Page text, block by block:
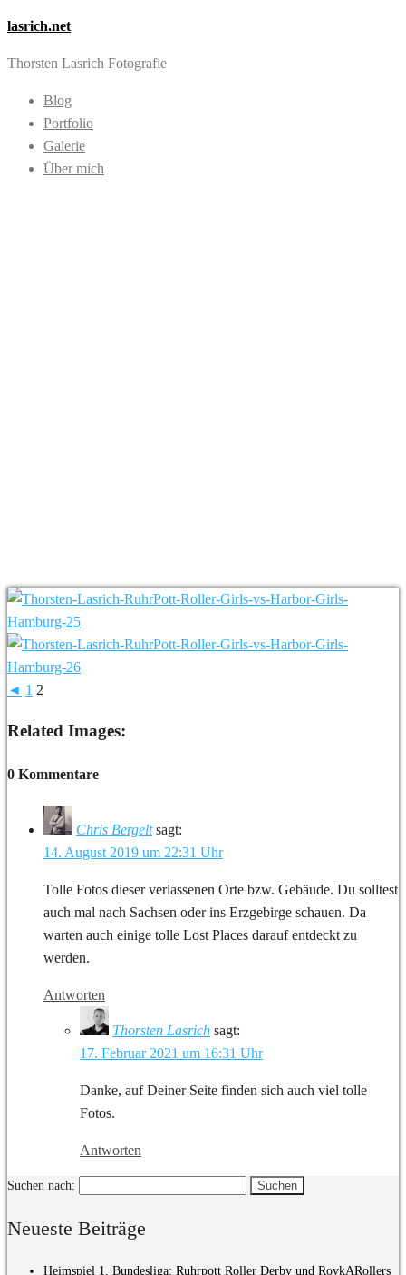
lasrich.net
Thorsten Lasrich Fotografie
Blog
Portfolio
Galerie
Über mich
◄ 1 2
Related Images:
0 Kommentare
Chris Bergelt sagt:
14. August 2019 um 22:31 Uhr
Tolle Fotos dieser verlassenen Orte bzw. Gebäude. Du solltest
auch mal nach Sachsen oder ins Erzgebirge schauen. Da
warten auch einige tolle Lost Places darauf entdeckt zu
werden.
Antworten
Thorsten Lasrich sagt:
17. Februar 2021 um 16:31 Uhr
Danke, auf Deiner Seite finden sich auch viel tolle
Fotos.
Antworten
Suchen nach:
Neueste Beiträge
Heimspiel 1. Bundesliga: Ruhrpott Roller Derby und RovkARollers